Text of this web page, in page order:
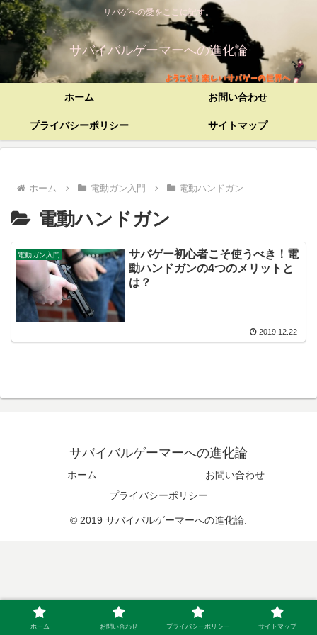
サバゲへの愛をここに記す。
サバイバルゲーマーへの進化論
ホーム お問い合わせ
プライバシーポリシー サイトマップ
ホーム 電動ガン入門 電動ハンドガン
電動ハンドガン
電動ガン入門
サバゲー初心者こそ使うべき！電
動ハンドガンの4つのメリットと
は？
2019.12.22
サバイバルゲーマーへの進化論
ホーム
お問い合わせ
プライバシーポリシー
© 2019 サバイバルゲーマーへの進化論.
ホーム お問い合わせ プライバシーポリシー サイトマップ